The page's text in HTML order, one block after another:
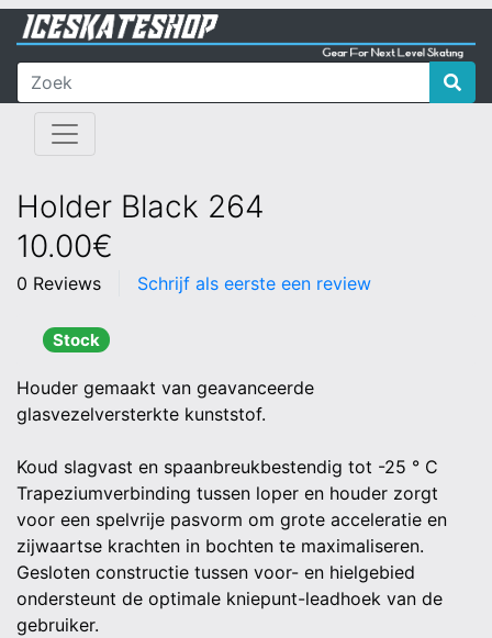
Holder Black 264
10.00€
0 Reviews Schrijf als eerste een review
Stock
Houder gemaakt van geavanceerde
glasvezelversterkte kunststof.
Koud slagvast en spaanbreukbestendig tot -25 ° C
Trapeziumverbinding tussen loper en houder zorgt
voor een spelvrije pasvorm om grote acceleratie en
zijwaartse krachten in bochten te maximaliseren.
Gesloten constructie tussen voor- en hielgebied
ondersteunt de optimale kniepunt-leadhoek van de
gebruiker.